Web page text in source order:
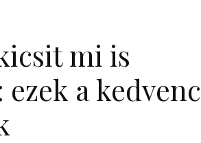
Family
mi is
a kedvenc